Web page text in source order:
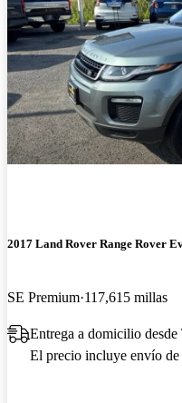
2017 Land Rover Range Rover
SE Premium 117,615 millas
Entrega a domicilio desde
El precio incluye envío